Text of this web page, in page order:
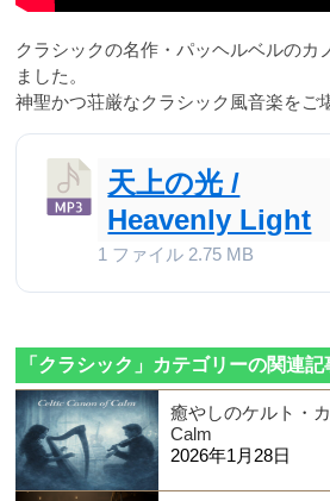
クラシックの名作・パッヘルベルのカ
ました。
神聖かつ荘厳なクラシック風音楽をご
天上の光 /
Heavenly Light
1 ファイル 2.75 MB
「クラシック」カテゴリーの関連記
癒やしのケルト・
Calm
2026年1月28日